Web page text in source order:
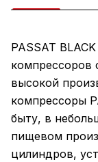
PASSAT
высокой
компрессоры
быту, в
пищевом
цилиндров,